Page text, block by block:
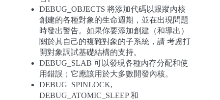
DEBUG_OBJECTS 將添加代碼以跟蹤內核
創建的各種對象的生命週期，並在出現問題
時發出警告。如果你要添加創建（和導出）
關於其自己的複雜對象的子系統，請 考慮打
開對象調試基礎結構的支持。
DEBUG_SLAB 可以發現各種內存分配和使
用錯誤；它應該用於大多數開發內核。
DEBUG_SPINLOCK,
DEBUG_ATOMIC_SLEEP 和